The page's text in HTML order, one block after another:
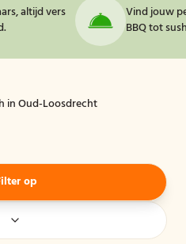
altijd vers
Vind jouw
BBQ tot
in Oud-Loosdrecht
op